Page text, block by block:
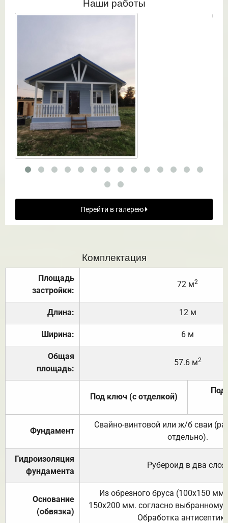
Перейти в галерею
Комплектация
Площадь
застройки:
72 м2
Длина: 12 м
Ширина: 6 м
Общая
площадь:
57.6 м2
Под ключ (с отделкой)
Под
Фундамент
Свайно-винтовой или ж/б сваи
отдельно).
Гидроизоляция
фундамента
Рубероид в два слоя.
Основание
(обвязка)
Из обрезного бруса (100х150
150х200 мм. согласно выбранному
Обработка